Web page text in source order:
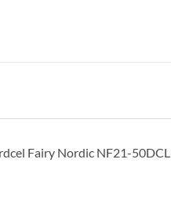
Fairy Nordic NF21-50DCL